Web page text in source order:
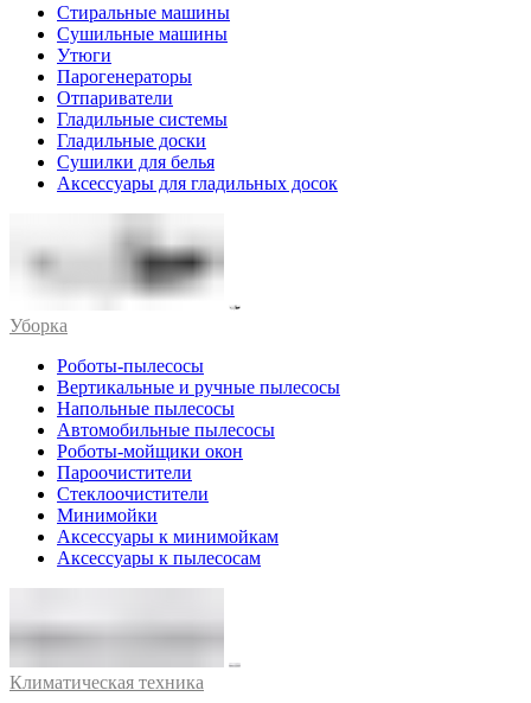
Стиральные машины
Сушильные машины
Утюги
Парогенераторы
Отпариватели
Гладильные системы
Гладильные доски
Сушилки для белья
Аксессуары для гладильных досок
Уборка
Роботы-пылесосы
Вертикальные и ручные пылесосы
Напольные пылесосы
Автомобильные пылесосы
Роботы-мойщики окон
Пароочистители
Стеклоочистители
Минимойки
Аксессуары к минимойкам
Аксессуары к пылесосам
Климатическая техника